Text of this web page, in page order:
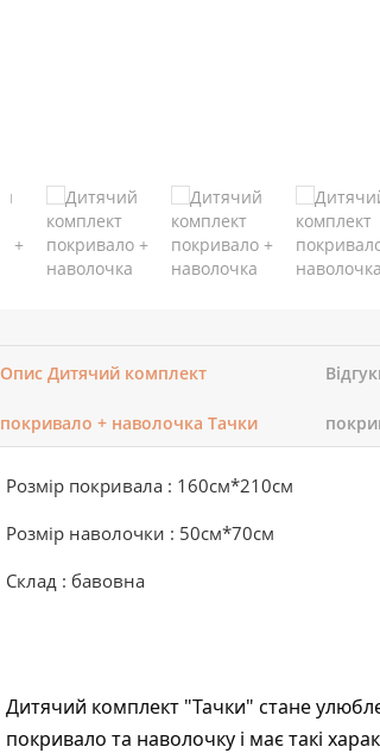
Опис Дитячий комплект
покривало + наволочка Тачки
Розмір покривала : 160см*210см
Розмір наволочки : 50см*70см
Склад : бавовна
Дитячий комплект "Тачки" стане
покривало та наволочку і має такі